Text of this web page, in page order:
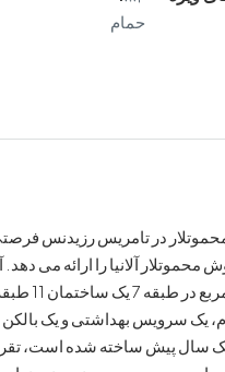
تامریس رزیدنس فرصتی عالی در
منطقه پر جنب و جوش محموتلار آلانیا را ارائه می دهد. آپارتمان 1+1
با مساحت 60 متر مربع در طبقه 7 یک ساختمان 11 طبقه، شامل یک
بهداشتی و یک بالکن است. این
شده است، تقریبا جدید